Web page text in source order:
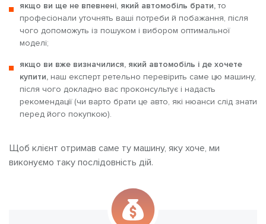
якщо ви ще не впевнені, який автомобіль брати, то
професіонали уточнять ваші потреби й побажання, після
чого допоможуть із пошуком і вибором оптимальної
моделі;
якщо ви вже визначилися, який автомобіль і де хочете
купити, наш експерт ретельно перевірить саме цю машину,
після чого докладно вас проконсультує і надасть
рекомендації (чи варто брати це авто, які нюанси слід знати
перед його покупкою).
Щоб клієнт отримав саме ту машину, яку хоче, ми
виконуємо таку послідовність дій.